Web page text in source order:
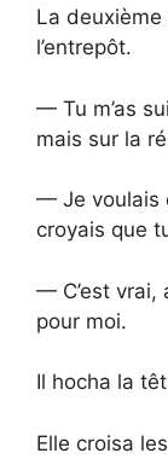
La
l’entrepôt.
— Tu m’as
mais sur la
— Je voulais
croyais que
— C’est vrai,
pour moi.
Il hocha la
Elle croisa